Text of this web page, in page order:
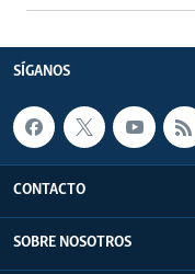
SÍGANOS
CONTACTO
SOBRE NOSOTROS